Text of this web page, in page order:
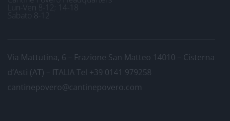
Lun-Ven 8-12; 14-18
Sabato 8-12
Via Mattutina, 6 – Frazione San Matteo 14010 – Cisterna
d’Asti (AT) – ITALIATel +39 0141 979258
cantinepovero@cantinepovero.com